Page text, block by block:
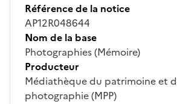
Référence de la notice
AP12R048644
Nom de la base
Photographies (Mémoire)
Producteur
Médiathèque du patrimoine et
photographie (MPP)